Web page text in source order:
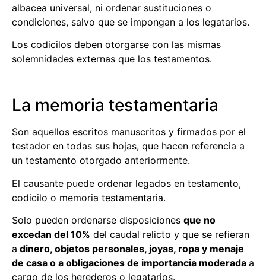
albacea universal, ni ordenar sustituciones o
condiciones, salvo que se impongan a los legatarios.
Los codicilos deben otorgarse con las mismas
solemnidades externas que los testamentos.
La memoria testamentaria
Son aquellos escritos manuscritos y firmados por el
testador en todas sus hojas, que hacen referencia a
un testamento otorgado anteriormente.
El causante puede ordenar legados en testamento,
codicilo o memoria testamentaria.
Solo pueden ordenarse disposiciones que no
excedan del 10% del caudal relicto y que se refieran
a dinero, objetos personales, joyas, ropa y menaje
de casa o a obligaciones de importancia moderada a
cargo de los herederos o legatarios.